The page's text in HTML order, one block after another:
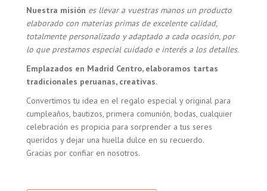
Nuestra misión es llevar a vuestras manos un producto
elaborado con materias primas de excelente calidad,
totalmente personalizado y adaptado a cada ocasión, por
lo que prestamos especial cuidado e interés a los detalles.
Emplazados en Madrid Centro, elaboramos tartas
tradicionales peruanas, creativas.
Convertimos tu idea en el regalo especial y original para
cumpleaños, bautizos, primera comunión, bodas, cualquier
celebración es propicia para sorprender a tus seres
queridos y dejar una huella dulce en su recuerdo.
Gracias por confiar en nosotros.